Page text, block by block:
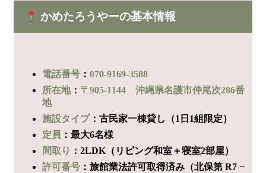
かめたろうやーの基本情報
電話番号 ： 070-9169-3588
所在地： 〒905-1144 沖縄県名護市仲尾次286番
地
施設タイプ：古民家一棟貸し（1日1組限定）
定員 ：最大6名様
間取り ：2LDK（リビング和室＋寝室2部屋）
許可番号 ：旅館業法許可取得済み（北保第 R7 −